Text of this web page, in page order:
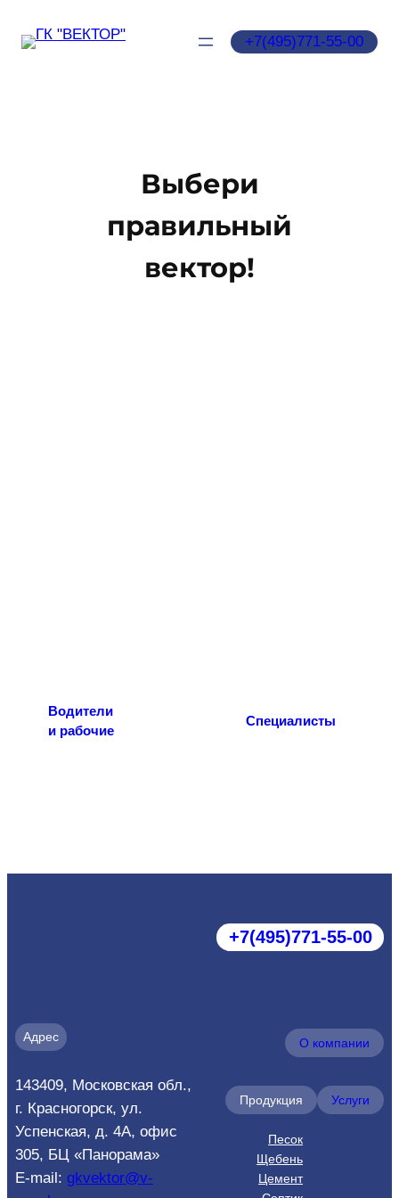
‪+7(495)771‑55‑00‬
Выбери
правильный
вектор!
Водители
и рабочие
Специалисты
Адрес
143409, Московская обл.,
г. Красногорск, ул.
Успенская, д. 4А, офис
305, БЦ «Панорама»
E-mail: gkvektor@v-
‪+7(495)771‑55‑00‬
О компании
Продукция
Песок
Щебень
Цемент
Услуги